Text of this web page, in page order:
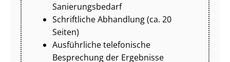
Sa­nie­rungs­be­darf
Schriftliche Abhandlung (ca. 20
Seiten)
Ausführliche telefonische
Besprechung der Ergebnisse